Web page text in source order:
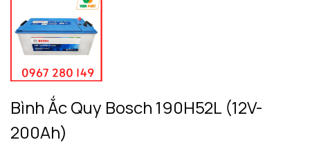
Bình Ắc Quy Bosch 190H52L (12V-
200Ah)